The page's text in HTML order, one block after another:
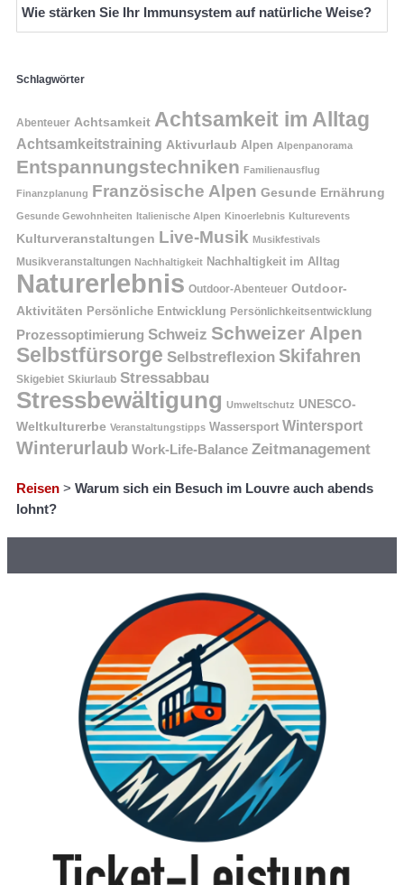
Wie stärken Sie Ihr Immunsystem auf natürliche Weise?
Schlagwörter
Abenteuer Achtsamkeit Achtsamkeit im Alltag
Achtsamkeitstraining Aktivurlaub Alpen Alpenpanorama
Entspannungstechniken Familienausflug
Finanzplanung Französische Alpen Gesunde Ernährung
Gesunde Gewohnheiten Italienische Alpen Kinoerlebnis Kulturevents
Kulturveranstaltungen Live-Musik Musikfestivals
Musikveranstaltungen Nachhaltigkeit Nachhaltigkeit im Alltag
Naturerlebnis Outdoor-Abenteuer Outdoor-
Aktivitäten Persönliche Entwicklung Persönlichkeitsentwicklung
Prozessoptimierung Schweiz Schweizer Alpen
Selbstfürsorge Selbstreflexion Skifahren
Skigebiet Skiurlaub Stressabbau
Stressbewältigung Umweltschutz UNESCO-
Weltkulturerbe Veranstaltungstipps Wassersport Wintersport
Winterurlaub Work-Life-Balance Zeitmanagement
Reisen > Warum sich ein Besuch im Louvre auch abends
lohnt?